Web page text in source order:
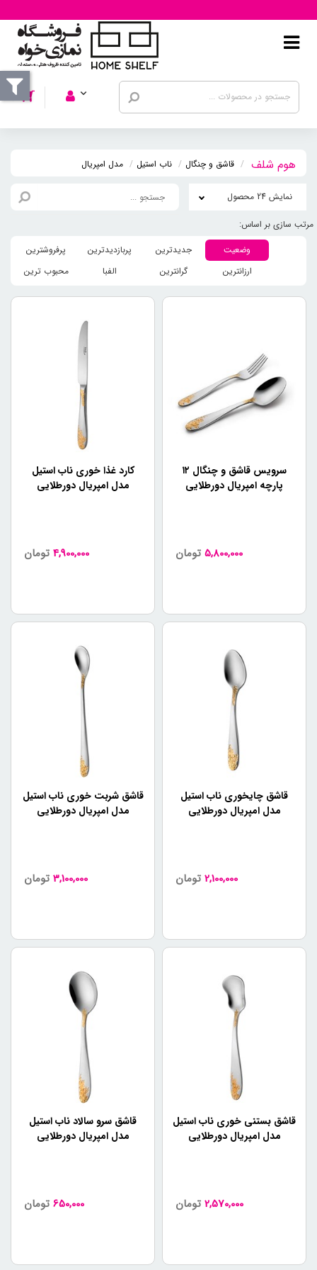
قاشق و چنگال ناب استیل مدل امپریال
نمایش 24 محصول
وضعیت جدیدترین پربازدیدترین
پرفروشترین
ارزانترین
گرانترین الفبا محبوب ترین
سرویس قاشق و چنگال ۱۲
پارچه امپریال دورطلایی
5,800,000 تومان
کارد غذا خوری ناب استیل
مدل امپریال دورطلایی
4,900,000 تومان
قاشق چایخوری ناب استیل
مدل امپریال دورطلایی
2,100,000 تومان
قاشق شربت خوری ناب استیل
مدل امپریال دورطلایی
3,100,000 تومان
قاشق بستنی خوری ناب استیل
مدل امپریال دورطلایی
2,570,000 تومان
قاشق سرو سالاد ناب استیل
مدل امپریال دورطلایی
650,000 تومان